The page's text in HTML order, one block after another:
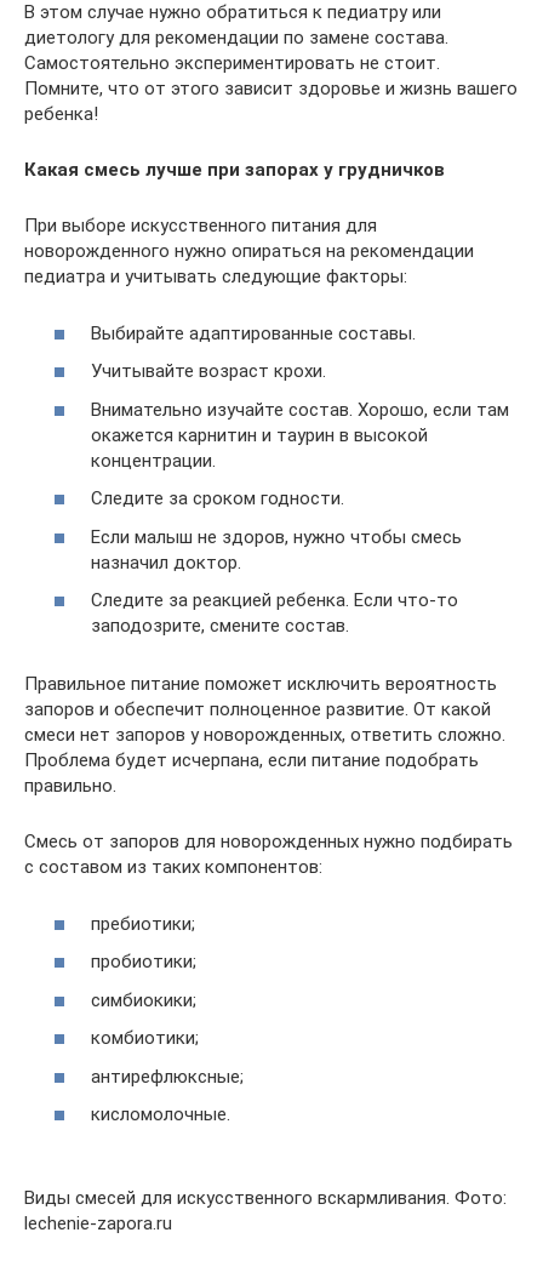
В этом случае нужно обратиться к педиатру или
диетологу для рекомендации по замене состава.
Самостоятельно экспериментировать не стоит.
Помните, что от этого зависит здоровье и жизнь вашего
ребенка!
Какая смесь лучше при запорах у грудничков
При выборе искусственного питания для
новорожденного нужно опираться на рекомендации
педиатра и учитывать следующие факторы:
Выбирайте адаптированные составы.
Учитывайте возраст крохи.
Внимательно изучайте состав. Хорошо, если там
окажется карнитин и таурин в высокой
концентрации.
Следите за сроком годности.
Если малыш не здоров, нужно чтобы смесь
назначил доктор.
Следите за реакцией ребенка. Если что-то
заподозрите, смените состав.
Правильное питание поможет исключить вероятность
запоров и обеспечит полноценное развитие. От какой
смеси нет запоров у новорожденных, ответить сложно.
Проблема будет исчерпана, если питание подобрать
правильно.
Смесь от запоров для новорожденных нужно подбирать
с составом из таких компонентов:
пребиотики;
пробиотики;
симбиокики;
комбиотики;
антирефлюксные;
кисломолочные.
Виды смесей для искусственного вскармливания. Фото:
lechenie-zapora.ru